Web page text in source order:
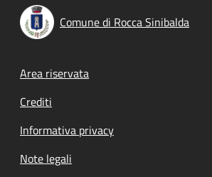
Comune di Rocca Sinibalda
Footer menu
Area riservata
Crediti
Informativa privacy
Note legali